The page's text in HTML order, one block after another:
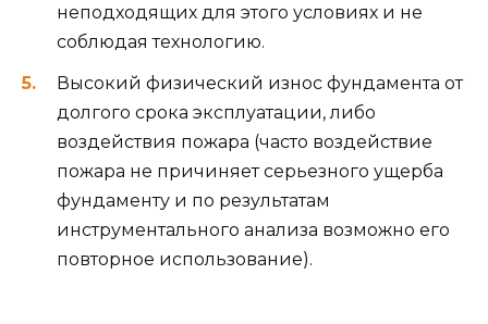
неподходящих для этого условиях и не
соблюдая технологию.
Высокий физический износ фундамента от
долгого срока эксплуатации, либо
воздействия пожара (часто воздействие
пожара не причиняет серьезного ущерба
фундаменту и по результатам
инструментального анализа возможно его
повторное использование).